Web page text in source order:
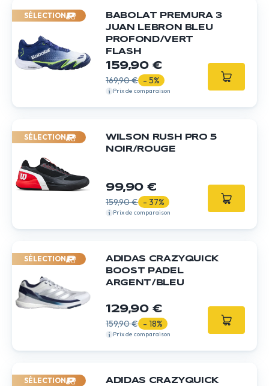
SÉLECTION
BABOLAT PREMURA 3
JUAN LEBRON BLEU
PROFOND/VERT
FLASH
159,90 €
169,90 € - 5%
Prix de comparaison
SÉLECTION
WILSON RUSH PRO 5
NOIR/ROUGE
99,90 €
159,90 € - 37%
Prix de comparaison
SÉLECTION
ADIDAS CRAZYQUICK
BOOST PADEL
ARGENT/BLEU
129,90 €
159,90 € - 18%
Prix de comparaison
SÉLECTION
ADIDAS CRAZYQUICK